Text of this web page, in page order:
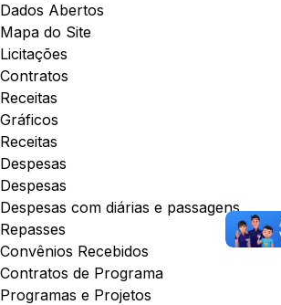
Dados Abertos
Mapa do Site
Licitações
Contratos
Receitas
Gráficos
Receitas
Despesas
Despesas
Despesas com diárias e passagens
Repasses
Convênios Recebidos
Contratos de Programa
Programas e Projetos